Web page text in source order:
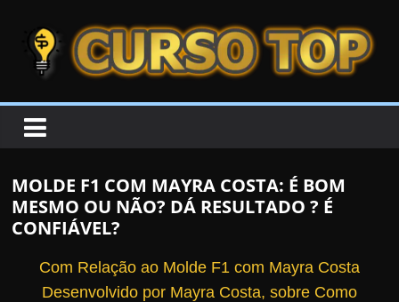
CURSOTOP
s
e
l
MOLDE F1 COM MAYRA COSTA: É BOM
MESMO OU NÃO? DÁ RESULTADO ? É
CONFIÁVEL?
Com Relação ao Molde F1 com Mayra Costa
Desenvolvido por Mayra Costa, sobre Como